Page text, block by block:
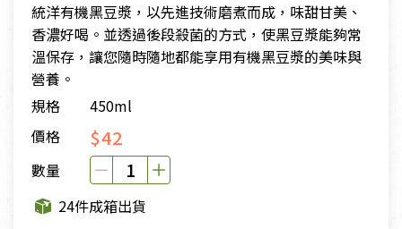
統洋有機黑豆漿，以先進技術磨煮而成，味甜甘美、
香濃好喝。並透過後段殺菌的方式，使黑豆漿能夠常
溫保存，讓您隨時隨地都能享用有機黑豆漿的美味與
營養。
規格
450ml
價格
$42
數量
24件成箱出貨